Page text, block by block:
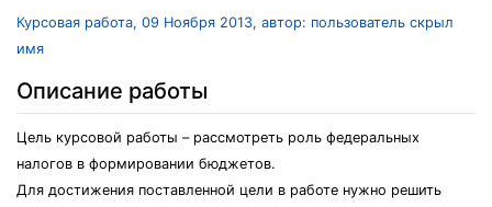
Курсовая работа, 09 Ноября 2013, автор: пользователь скрыл
имя
Описание работы
Цель курсовой работы – рассмотреть роль федеральных
налогов в формировании бюджетов.
Для достижения поставленной цели в работе нужно решить